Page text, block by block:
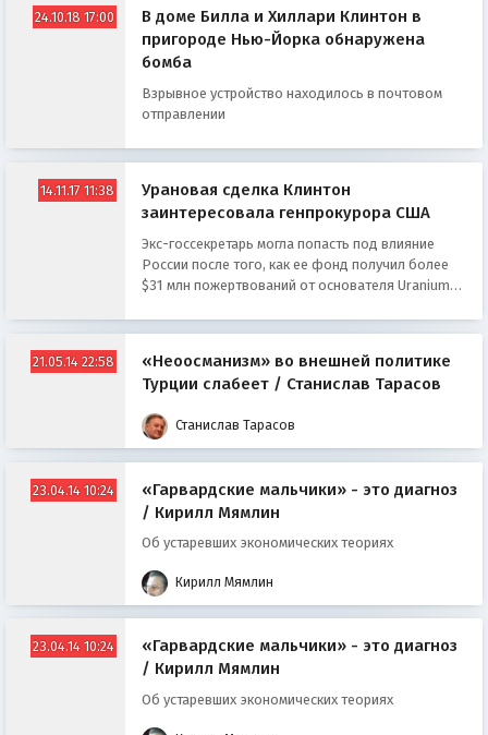
24.10.18 17:00
В доме Билла и Хиллари Клинтон в
пригороде Нью-Йорка обнаружена
бомба
Взрывное устройство находилось в почтовом
отправлении
14.11.17 11:38
Урановая сделка Клинтон
заинтересовала генпрокурора США
Экс-госсекретарь могла попасть под влияние
России после того, как ее фонд получил более
$31 млн пожертвований от основателя Uranium
21.05.14 22:58
«Неоосманизм» во внешней политике
Турции слабеет / Станислав Тарасов
Станислав Тарасов
23.04.14 10:24
«Гарвардские мальчики» - это диагноз
/ Кирилл Мямлин
Об устаревших экономических теориях
Кирилл Мямлин
23.04.14 10:24
«Гарвардские мальчики» - это диагноз
/ Кирилл Мямлин
Об устаревших экономических теориях